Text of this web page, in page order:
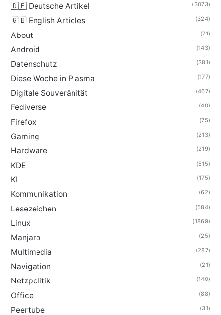
🇩🇪 Deutsche Artikel (3073)
🇬🇧 English Articles (324)
About (71)
Android (143)
Datenschutz (381)
Diese Woche in Plasma (177)
Digitale Souveränität (467)
Fediverse (40)
Firefox (75)
Gaming (213)
Hardware (219)
KDE (515)
KI (175)
Kommunikation (62)
Lesezeichen (584)
Linux (1869)
Manjaro (25)
Multimedia (287)
Navigation (21)
Netzpolitik (140)
Office (88)
Peertube (31)